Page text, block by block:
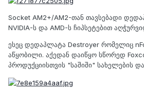
Socket AM2+/AM2-თან თავსებადი
NVIDIA-ს და AMD-ს ჩიპსეტებით
ესეც დედაპლატა Destroyer რომელიც
აწყობილი. აქედან დაიწყო სწორედ
პროდუქციისთვის "საშიში" სახელების